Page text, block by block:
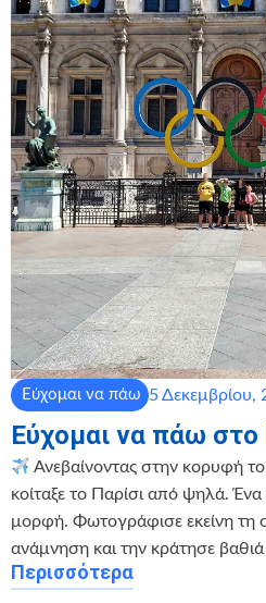
Εύχομαι να πάω 5 Δεκεμβρίου,
Εύχομαι να πάω
Ανεβαίνοντας στην κορυφή
κοίταξε το Παρίσι από ψηλά. Ένα
μορφή. Φωτογράφισε εκείνη τη
ανάμνηση και την κράτησε
Περισσότερα